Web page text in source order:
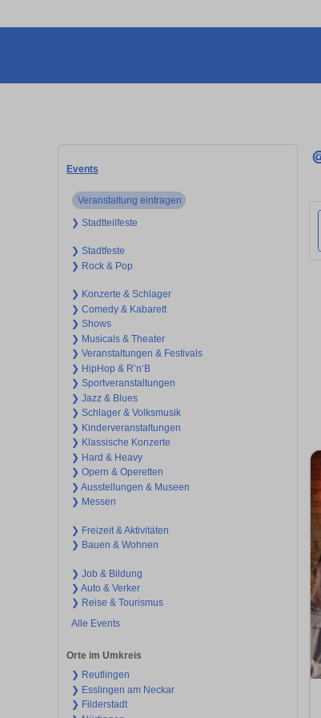
Events
Veranstaltung eintragen
❯ Stadtteilfeste
❯ Stadtfeste
❯ Rock & Pop
❯ Konzerte & Schlager
❯ Comedy & Kabarett
❯ Shows
❯ Musicals & Theater
❯ Veranstaltungen & Festivals
❯ HipHop & R’n‘B
❯ Sportveranstaltungen
❯ Jazz & Blues
❯ Schlager & Volksmusik
❯ Kinderveranstaltungen
❯ Klassische Konzerte
❯ Hard & Heavy
❯ Opern & Operetten
❯ Ausstellungen & Museen
❯ Messen
❯ Freizeit & Aktivitäten
❯ Bauen & Wohnen
❯ Job & Bildung
❯ Auto & Verker
❯ Reise & Tourismus
Alle Events
Orte im Umkreis
❯ Reutlingen
❯ Esslingen am Neckar
❯ Filderstadt